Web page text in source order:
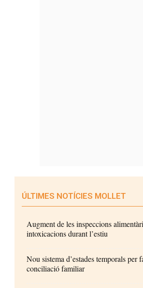
ÚLTIMES NOTÍCIES MOLLET
Augment de les inspeccions
intoxicacions durant l’estiu
Nou sistema d’estades temporals per
conciliació familiar